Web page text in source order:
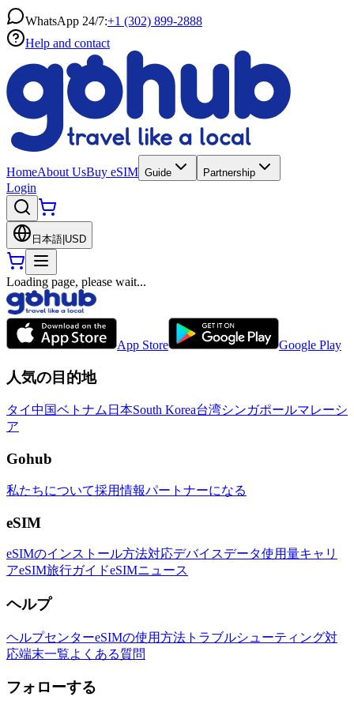
WhatsApp 24/7:+1 (302) 899-2888
Help and contact
HomeAbout UsBuy eSIM Guide Partnership
Login
日本語 USD
Loading page, please wait...
App Store Google Play
人気の目的地
タイ中国ベトナム 日本South Korea台湾シンガポールマレーシ
ア
Gohub
私たちについて採用情報パートナーになる
eSIM
eSIMのインストール方法対応デバイスデータ使用量キャリ
アeSIM旅行ガイドeSIMニュース
ヘルプ
ヘルプセンターeSIMの使用方法 トラブルシューティング対
応端末一覧よくある質問
フォローする